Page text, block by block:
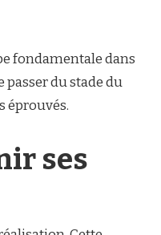
fondamentale dans
du stade du
éprouvés.
ses